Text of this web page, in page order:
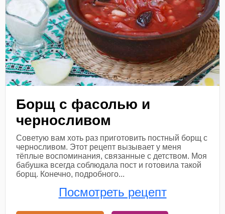
Борщ с фасолью и
черносливом
Советую вам хоть раз приготовить постный борщ с
черносливом. Этот рецепт вызывает у меня
тёплые воспоминания, связанные с детством. Моя
бабушка всегда соблюдала пост и готовила такой
борщ. Конечно, подробного...
Посмотреть рецепт